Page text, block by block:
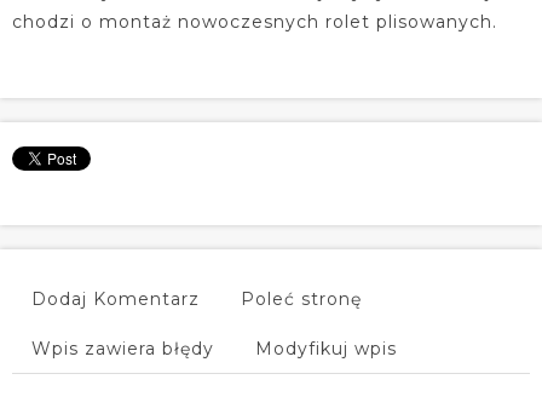
chodzi o montaż nowoczesnych rolet plisowanych.
Dodaj Komentarz Poleć stronę
Wpis zawiera błędy Modyfikuj wpis